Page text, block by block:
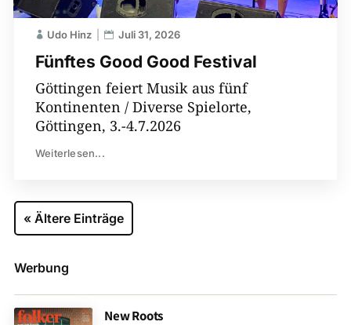
Fünftes Good Good Festival
Udo Hinz Juli 31, 2026
Göttingen feiert Musik aus fünf
Kontinenten / Diverse Spielorte,
Göttingen, 3.-4.7.2026
Weiterlesen...
« Ältere Einträge
Werbung
New Roots